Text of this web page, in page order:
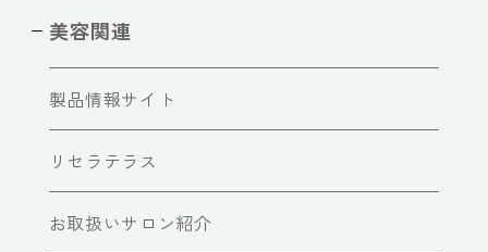
美容関連
製品情報サイト
リセラテラス
お取扱いサロン紹介